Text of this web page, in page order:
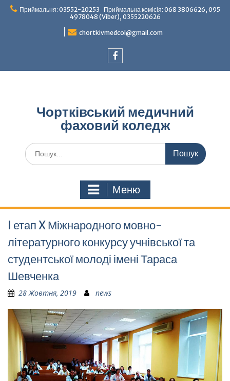
ПерейтиПриймальня: 03552-20253 Приймальна комісія: 068 3806626, 095
4978048 (Viber), 0355220626
chortkivmedcol@gmail.com
Чортківський медичний
фаховий коледж
Шукати:
Меню
I етап X Міжнародного мовно-
літературного конкурсу учнівської та
студентської молоді імені Тараса
Шевченка
28 Жовтня, 2019 news